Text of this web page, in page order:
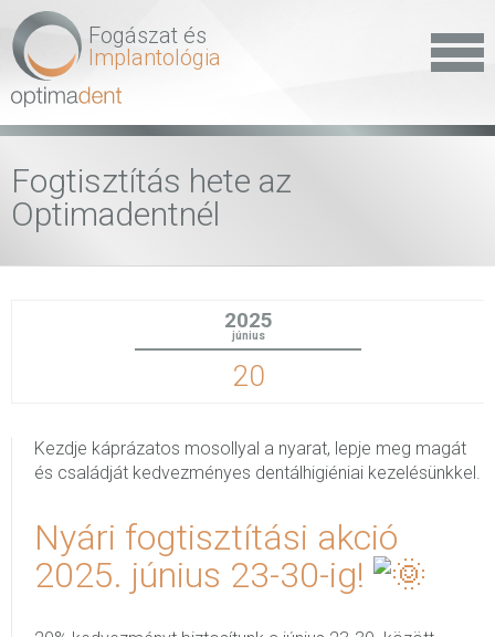
Fogászat és
Implantológia
Fogtisztítás hete az
Optimadentnél
2025
június
20
Kezdje káprázatos mosollyal a nyarat, lepje meg magát
és családját kedvezményes dentálhigiéniai kezelésünkkel.
Nyári fogtisztítási akció
2025. június 23-30-ig!